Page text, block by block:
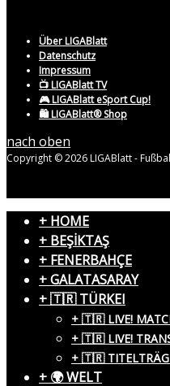
Über LIGABlatt
Datenschutz
Impressum
📺 LIGABlatt TV
🎮 LIGABlatt eSport Cup!
🛍️ LIGABlatt® Shop
nach oben
Copyright © 2026 LIGABlatt -
+ HOME
+ BEŞİKTAŞ
+ FENERBAHÇE
+ GALATASARAY
+ 🇹🇷 TÜRKEI
+ 🇹🇷 LIVE!
+ 🇹🇷 LIVE!
+ 🇹🇷
+ 🌍 WELT